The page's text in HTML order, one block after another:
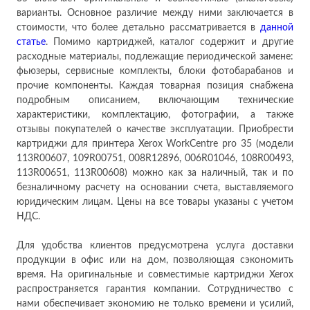
варианты. Основное различие между ними заключается в
стоимости, что более детально рассматривается в данной
статье. Помимо картриджей, каталог содержит и другие
расходные материалы, подлежащие периодической замене:
фьюзеры, сервисные комплекты, блоки фотобарабанов и
прочие компоненты. Каждая товарная позиция снабжена
подробным описанием, включающим технические
характеристики, комплектацию, фотографии, а также
отзывы покупателей о качестве эксплуатации. Приобрести
картриджи для принтера Xerox WorkCentre pro 35 (модели
113R00607, 109R00751, 008R12896, 006R01046, 108R00493,
113R00651, 113R00608) можно как за наличный, так и по
безналичному расчету на основании счета, выставляемого
юридическим лицам. Цены на все товары указаны с учетом
НДС.
Для удобства клиентов предусмотрена услуга доставки
продукции в офис или на дом, позволяющая сэкономить
время. На оригинальные и совместимые картриджи Xerox
распространяется гарантия компании. Сотрудничество с
нами обеспечивает экономию не только времени и усилий,